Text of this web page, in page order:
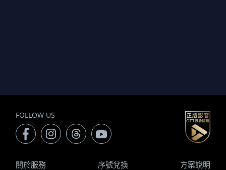
FOLLOW US
關於服務 序號兌換 方案說明